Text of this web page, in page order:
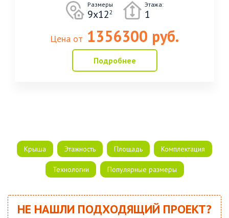
Размеры
9х122
Этажа:
1
Цена от 1356300 руб.
Подробнее
Крыша Этажность Площадь Комплектация
Технологии Популярные размеры
НЕ НАШЛИ ПОДХОДЯЩИЙ ПРОЕКТ?